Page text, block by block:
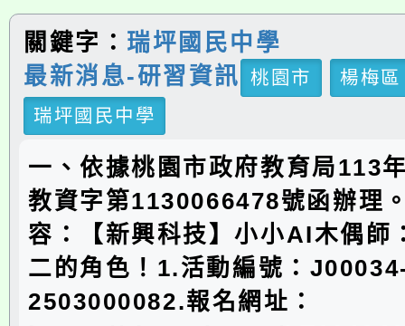
關鍵字： 瑞坪國民中學
最新消息-研習資訊
桃園市
楊梅區
瑞坪國民中學
一、依據桃園市政府教育局113
教資字第1130066478號函辦理
容：【新興科技】小小AI木偶師
二的角色！1.活動編號：
2503000082.報名網址：